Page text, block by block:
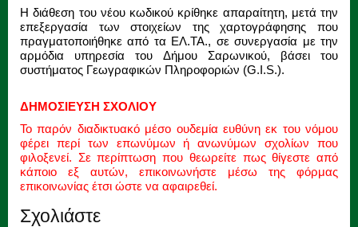
Η διάθεση του νέου κωδικού κρίθηκε απαραίτητη, μετά την
επεξεργασία των στοιχείων της χαρτογράφησης που
πραγματοποιήθηκε από τα ΕΛ.ΤΑ., σε συνεργασία με την
αρμόδια υπηρεσία του Δήμου Σαρωνικού, βάσει του
συστήματος Γεωγραφικών Πληροφοριών (G.I.S.).
ΔΗΜΟΣΙΕΥΣΗ ΣΧΟΛΙΟΥ
Το παρόν διαδικτυακό μέσο ουδεμία ευθύνη εκ του νόμου
φέρει περί των επωνύμων ή ανωνύμων σχολίων που
φιλοξενεί. Σε περίπτωση που θεωρείτε πως θίγεστε από
κάποιο εξ αυτών, επικοινωνήστε μέσω της φόρμας
επικοινωνίας έτσι ώστε να αφαιρεθεί.
Σχολιάστε